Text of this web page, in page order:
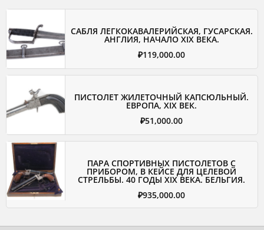
САБЛЯ ЛЕГКОКАВАЛЕРИЙСКАЯ, ГУСАРСКАЯ.
АНГЛИЯ, НАЧАЛО XIX ВЕКА.
₽119,000.00
ПИСТОЛЕТ ЖИЛЕТОЧНЫЙ КАПСЮЛЬНЫЙ.
ЕВРОПА, XIX ВЕК.
₽51,000.00
ПАРА СПОРТИВНЫХ ПИСТОЛЕТОВ С
ПРИБОРОМ, В КЕЙСЕ ДЛЯ ЦЕЛЕВОЙ
СТРЕЛЬБЫ. 40 ГОДЫ XIX ВЕКА. БЕЛЬГИЯ.
₽935,000.00